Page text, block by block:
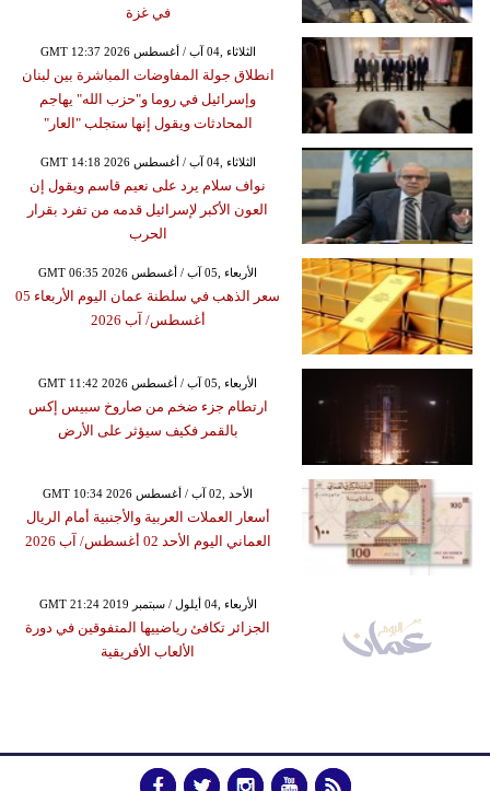
في غزة
GMT 12:37 2026 الثلاثاء ,04 آب / أغسطس
انطلاق جولة المفاوضات المباشرة بين لبنان
وإسرائيل في روما و"حزب الله" يهاجم
المحادثات ويقول إنها ستجلب "العار"
GMT 14:18 2026 الثلاثاء ,04 آب / أغسطس
نواف سلام يرد على نعيم قاسم ويقول إن
العون الأكبر لإسرائيل قدمه من تفرد بقرار
الحرب
GMT 06:35 2026 الأربعاء ,05 آب / أغسطس
سعر الذهب في سلطنة عمان اليوم الأربعاء 05
أغسطس/ آب 2026
GMT 11:42 2026 الأربعاء ,05 آب / أغسطس
ارتطام جزء ضخم من صاروخ سبيس إكس
بالقمر فكيف سيؤثر على الأرض
GMT 10:34 2026 الأحد ,02 آب / أغسطس
أسعار العملات العربية والأجنبية أمام الريال
العماني اليوم الأحد 02 أغسطس/ آب 2026
GMT 21:24 2019 الأربعاء ,04 أيلول / سبتمبر
الجزائر تكافئ رياضييها المتفوقين في دورة
الألعاب الأفريقية